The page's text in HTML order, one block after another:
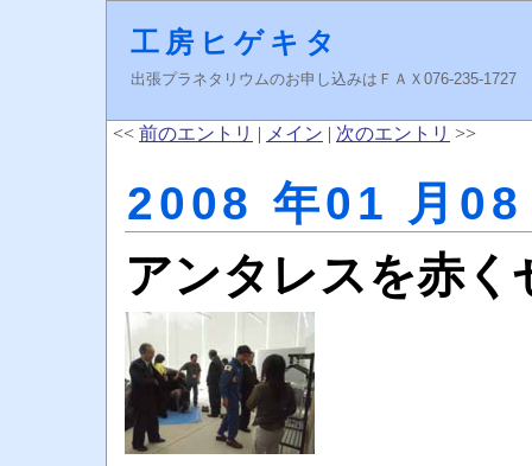
工房ヒゲキタ
出張プラネタリウムのお申し込みはＦＡＸ076-235-
<< 前のエントリ | メイン | 次のエントリ >>
2008 年01 月
アンタレスを赤く